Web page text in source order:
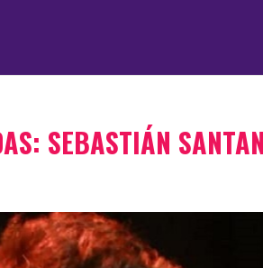
SEBASTIÁN